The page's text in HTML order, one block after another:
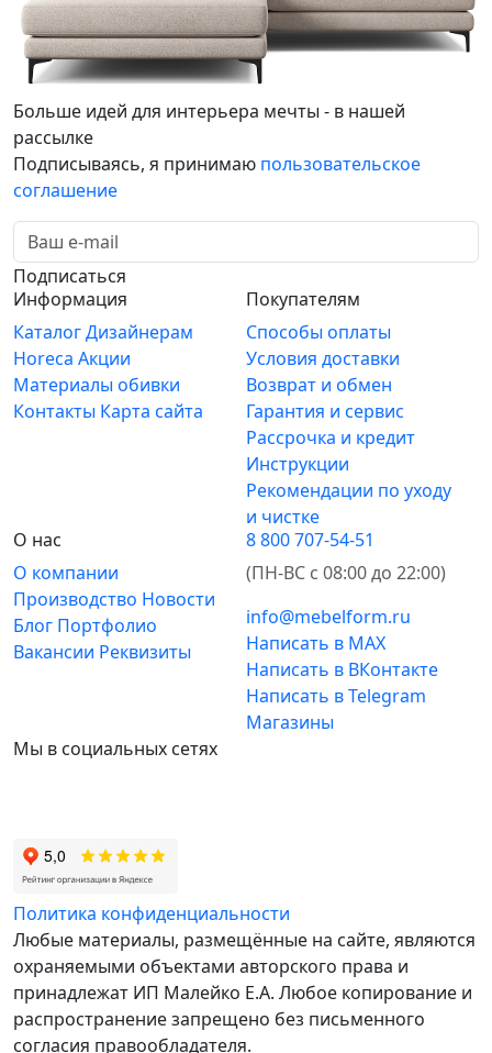
Больше идей для интерьера мечты - в нашей
рассылке
Подписываясь, я принимаю пользовательское
соглашение
Подписаться
Информация
КаталогДизайнерам
Horeca Акции
Материалы обивки
Контакты Карта сайта
Покупателям
Способы оплаты
Условия доставки
Возврат и обмен
Гарантия и сервис
Рассрочка и кредит
Инструкции
Рекомендации по уходу
и чистке
О нас
О компании
Производство Новости
Блог Портфолио
Вакансии Реквизиты
8 800 707-54-51
(ПН-ВС с 08:00 до 22:00)
info@mebelform.ru
Написать в MAX
Написать в ВКонтакте
Написать в Telegram
Магазины
Мы в социальных сетях
Политика конфиденциальности
Любые материалы, размещённые на сайте, являются
охраняемыми объектами авторского права и
принадлежат ИП Малейко E.А. Любое копирование и
распространение запрещено без письменного
согласия правообладателя.